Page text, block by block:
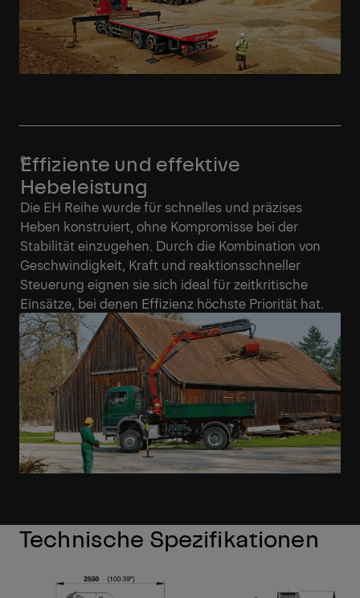
Effiziente und effektive
Hebeleistung
Die EH Reihe wurde für schnelles und präzises
Heben konstruiert, ohne Kompromisse bei der
Stabilität einzugehen. Durch die Kombination von
Geschwindigkeit, Kraft und reaktionsschneller
Steuerung eignen sie sich ideal für zeitkritische
Einsätze, bei denen Effizienz höchste Priorität hat.
Technische Spezifikationen